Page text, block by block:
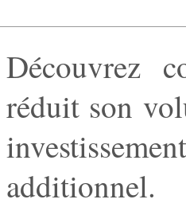
Découvrez
réduit son
additionnel.